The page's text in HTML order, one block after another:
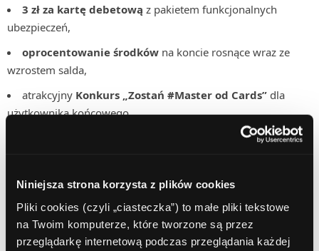
Niniejsza strona korzysta z plików cookies
Pliki cookies (czyli „ciasteczka”) to małe pliki tekstowe
na Twoim komputerze, które tworzone są przez
przeglądarkę internetową podczas przeglądania każdej
3 zł za kartę debetową z pakietem funkcjonalnych
ubezpieczeń,
oprocentowanie środków na koncie rosnące wraz ze
wzrostem salda,
atrakcyjny Konkurs „Zostań #Master od Cards” dla
użytkownika końcowego.
Nie masz jeszcze konta w ComperiaLead? Nie czekaj,
zarejestruj sięjuż dziś!